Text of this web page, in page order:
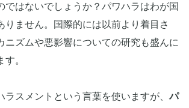
ではないでしょうか？パワハラはわが国
りません。国際的には以前より着目さ
ニズムや悪影響についての研究も盛んに
。
ラスメントという言葉を使いますが、パ